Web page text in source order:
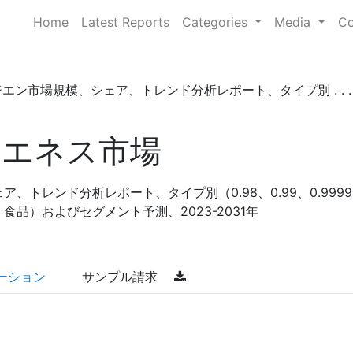
Home Latest Reports Categories Media
ン市場規模、シェア、トレンド分析レポート、タイプ別 . . .
ネス市場
、トレンド分析レポート、タイプ別（0.98、0.99、0.9999
品）およびセグメント予測、2023-2031年
ション サンプル請求